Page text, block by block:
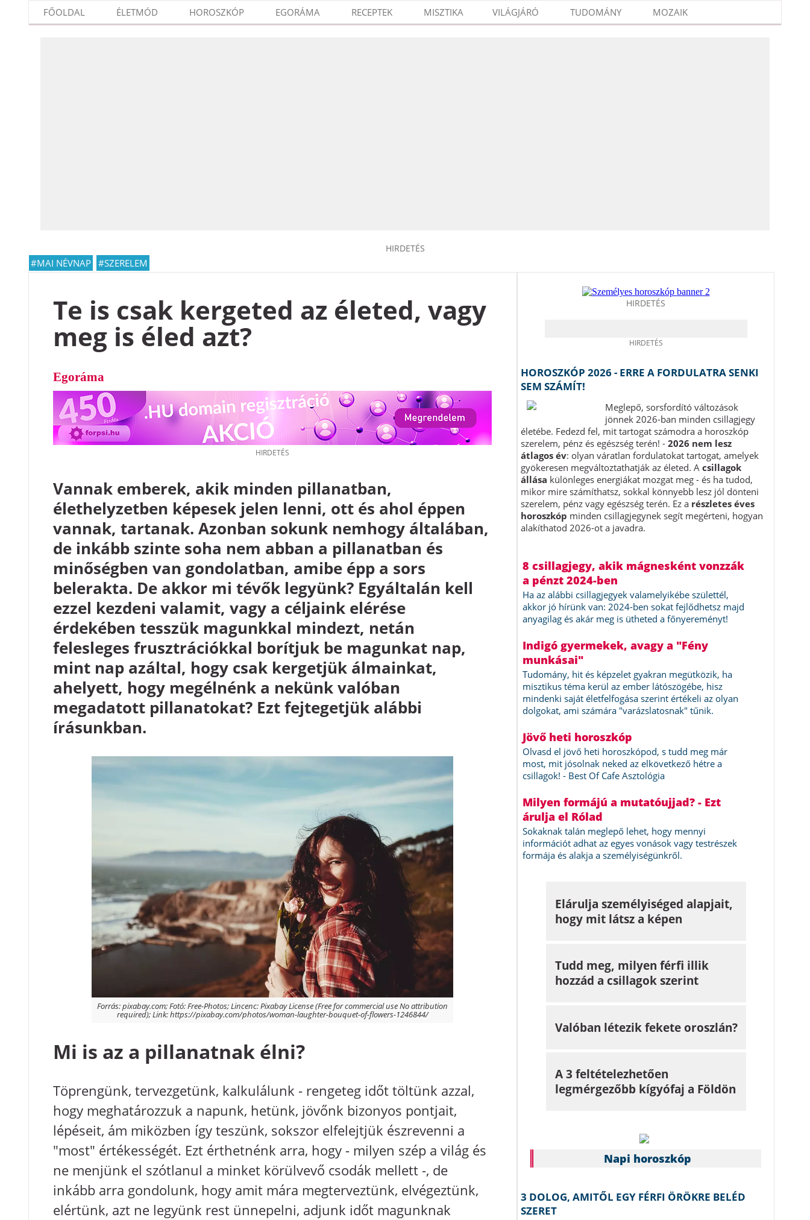
FŐOLDAL ÉLETMÓD HOROSZKÓP EGORÁMA RECEPTEK MISZTIKA VILÁGJÁRÓ TUDOMÁNY MOZAIK
HIRDETÉS
Te is csak kergeted az életed, vagy
meg is éled azt?
Egoráma
Vannak emberek, akik minden pillanatban,
élethelyzetben képesek jelen lenni, ott és ahol éppen
vannak, tartanak. Azonban sokunk nemhogy általában,
de inkább szinte soha nem abban a pillanatban és
minőségben van gondolatban, amibe épp a sors
belerakta. De akkor mi tévők legyünk? Egyáltalán kell
ezzel kezdeni valamit, vagy a céljaink elérése
érdekében tesszük magunkkal mindezt, netán
felesleges frusztrációkkal borítjuk be magunkat nap,
mint nap azáltal, hogy csak kergetjük álmainkat,
ahelyett, hogy megélnénk a nekünk valóban
megadatott pillanatokat? Ezt fejtegetjük alábbi
írásunkban.
Forrás: pixabay.com; Fotó: Free-Photos; Lincenc: Pixabay License (Free for commercial use No attribution
required); Link: https://pixabay.com/photos/woman-laughter-bouquet-of-flowers-1246844/
Mi is az a pillanatnak élni?
Töprengünk, tervezgetünk, kalkulálunk - rengeteg időt töltünk azzal,
hogy meghatározzuk a napunk, hetünk, jövőnk bizonyos pontjait,
lépéseit, ám miközben így teszünk, sokszor elfelejtjük észrevenni a
"most" értékességét. Ezt érthetnénk arra, hogy - milyen szép a világ és
ne menjünk el szótlanul a minket körülvevő csodák mellett -, de
inkább arra gondolunk, hogy amit mára megterveztünk, elvégeztünk,
elértünk, azt ne legyünk rest ünnepelni, adjunk időt magunknak